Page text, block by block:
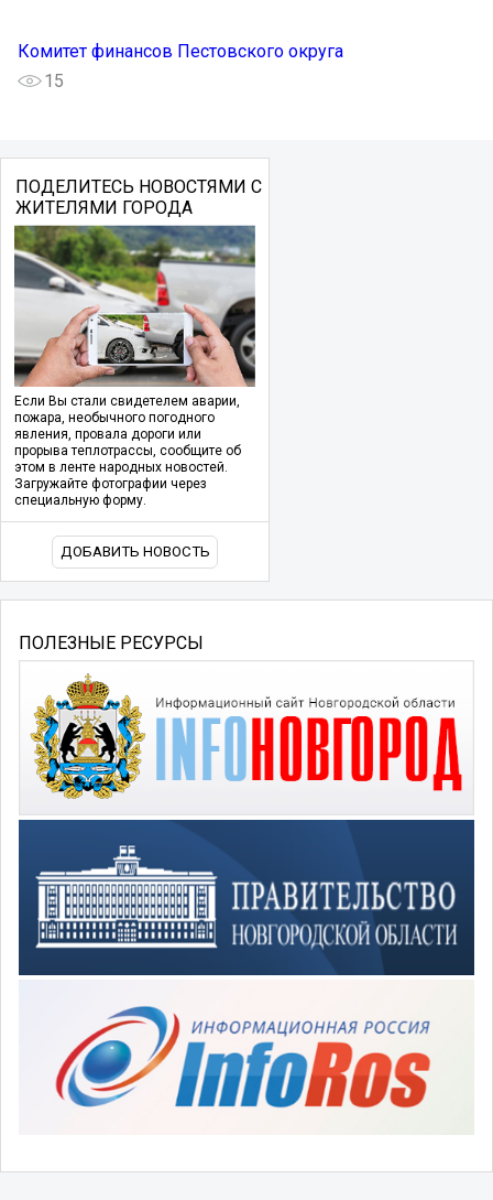
Комитет финансов Пестовского округа
15
ПОДЕЛИТЕСЬ НОВОСТЯМИ С
ЖИТЕЛЯМИ ГОРОДА
Если Вы стали свидетелем аварии,
пожара, необычного погодного
явления, провала дороги или
прорыва теплотрассы, сообщите об
этом в ленте народных новостей.
Загружайте фотографии через
специальную форму.
ДОБАВИТЬ НОВОСТЬ
ПОЛЕЗНЫЕ РЕСУРСЫ